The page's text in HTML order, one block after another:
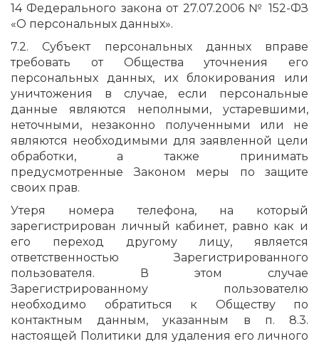
14 Федерального закона от 27.07.2006 № 152-ФЗ
«О персональных данных».
7.2. Субъект персональных данных вправе
требовать от Общества уточнения его
персональных данных, их блокирования или
уничтожения в случае, если персональные
данные являются неполными, устаревшими,
неточными, незаконно полученными или не
являются необходимыми для заявленной цели
обработки, а также принимать
предусмотренные Законом меры по защите
своих прав.
Утеря номера телефона, на который
зарегистрирован личный кабинет, равно как и
его переход другому лицу, является
ответственностью Зарегистрированного
пользователя. В этом случае
Зарегистрированному пользователю
необходимо обратиться к Обществу по
контактным данным, указанным в п. 8.3.
настоящей Политики для удаления его личного